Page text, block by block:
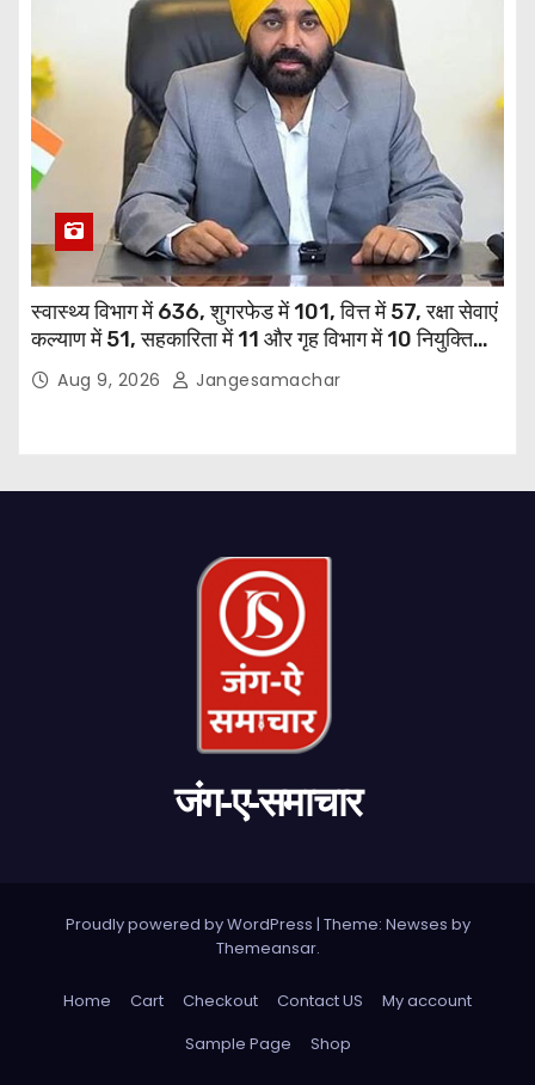
स्वास्थ्य विभाग में 636, शुगरफेड में 101, वित्त में 57, रक्षा सेवाएं
कल्याण में 51, सहकारिता में 11 और गृह विभाग में 10 नियुक्तियां
हुईं: मुख्यमंत्री भगवंत सिंह मान
Aug 9, 2026 Jangesamachar
जंग-ए-समाचार
Proudly powered by WordPress | Theme: Newses by
Themeansar.
Home Cart Checkout Contact US
My account
Sample Page
Shop